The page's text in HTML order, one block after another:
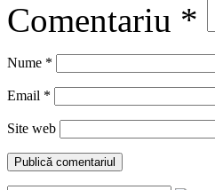
Comentariu *
Nume *
Email *
Site web